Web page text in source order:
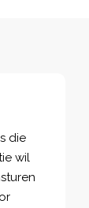
die
wil